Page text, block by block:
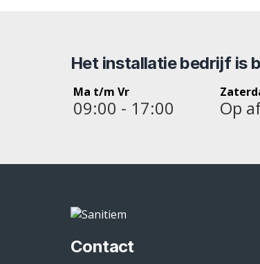
Het installatie bedrijf is
Ma t/m Vr
09:00 - 17:00 Op
Contact